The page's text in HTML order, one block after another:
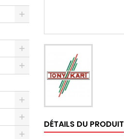
DÉTAILS DU PRODUIT